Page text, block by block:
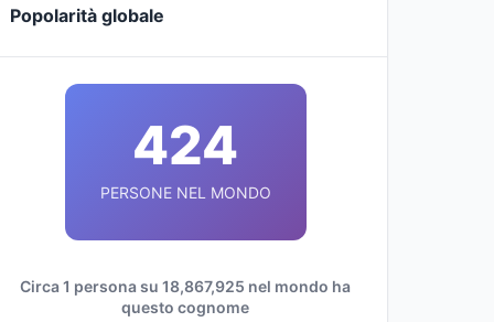
Popolarità globale
424
PERSONE NEL MONDO
Circa 1 persona su 18,867,925 nel mondo ha
questo cognome